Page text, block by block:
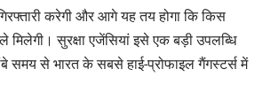
करेगी और आगे यह तय होगा कि किस
सुरक्षा एजेंसियां इसे एक बड़ी उपलब्धि
समय से भारत के सबसे हाई-प्रोफाइल गैंगस्टर्स में